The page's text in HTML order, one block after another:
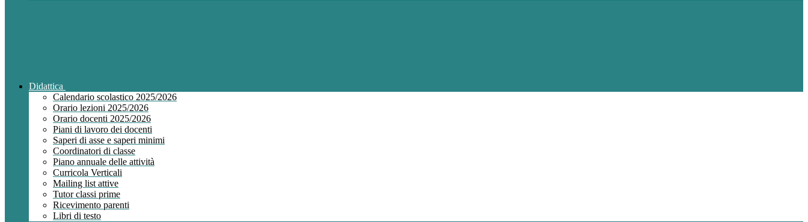
Didattica
Calendario scolastico 2025/2026
Orario lezioni 2025/2026
Orario docenti 2025/2026
Piani di lavoro dei docenti
Saperi di asse e saperi minimi
Coordinatori di classe
Piano annuale delle attività
Curricola Verticali
Mailing list attive
Tutor classi prime
Ricevimento parenti
Libri di testo